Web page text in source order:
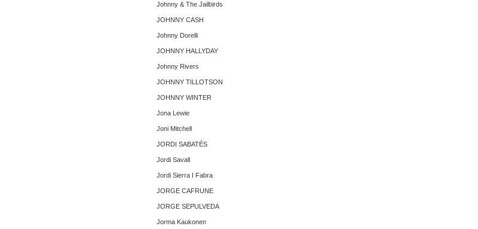
Johnny & The Jailbirds
JOHNNY CASH
Johnny Dorelli
JOHNNY HALLYDAY
Johnny Rivers
JOHNNY TILLOTSON
JOHNNY WINTER
Jona Lewie
Joni Mitchell
JORDI SABATÉS
Jordi Savall
Jordi Sierra I Fabra
JORGE CAFRUNE
JORGE SEPULVEDA
Jorma Kaukonen